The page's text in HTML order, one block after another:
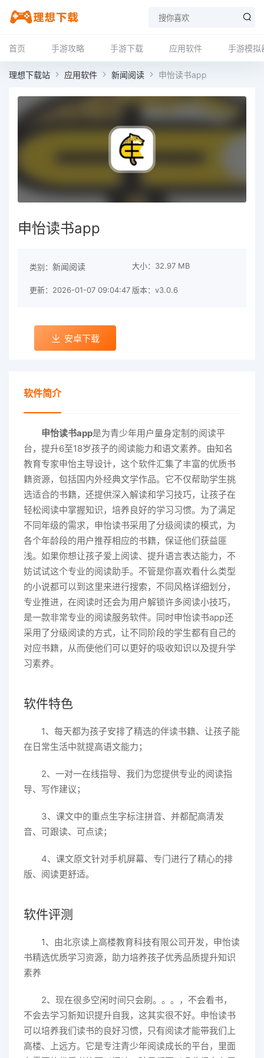
首页 手游攻略 手游下载 应用软件 手游模拟
理想下载站 应用软件 新闻阅读 申怡读书app
申怡读书app
类别： 新闻阅读 大小：32.97 MB
更新：2026-01-07 09:04:47 版本：v3.0.6
安卓下载
软件简介
申怡读书app是为青少年用户量身定制的阅读平
台，提升6至18岁孩子的阅读能力和语文素养。由知名
教育专家申怡主导设计，这个软件汇集了丰富的优质书
籍资源，包括国内外经典文学作品。它不仅帮助学生挑
选适合的书籍，还提供深入解读和学习技巧，让孩子在
轻松阅读中掌握知识，培养良好的学习习惯。为了满足
不同年级的需求，申怡读书采用了分级阅读的模式，为
各个年龄段的用户推荐相应的书籍，保证他们获益匪
浅。如果你想让孩子爱上阅读、提升语言表达能力，不
妨试试这个专业的阅读助手。不管是你喜欢看什么类型
的小说都可以到这里来进行搜索，不同风格详细划分，
专业推进，在阅读时还会为用户解锁许多阅读小技巧，
是一款非常专业的阅读服务软件。同时申怡读书app还
采用了分级阅读的方式，让不同阶段的学生都有自己的
对应书籍，从而使他们可以更好的吸收知识以及提升学
习素养。
软件特色
1、每天都为孩子安排了精选的伴读书籍、让孩子能
在日常生活中就提高语文能力；
2、一对一在线指导、我们为您提供专业的阅读指
导、写作建议；
3、课文中的重点生字标注拼音、并都配高清发
音、可跟读、可点读；
4、课文原文针对手机屏幕、专门进行了精心的排
版、阅读更舒适。
软件评测
1、由北京读上高楼教育科技有限公司开发，申怡读
书精选优质学习资源，助力培养孩子优秀品质提升知识
素养
2、现在很多空闲时间只会刷。。。，不会看书，
不会去学习新知识提升自我，这其实很不好。申怡读书
可以培养我们读书的良好习惯，只有阅读才能带我们上
高楼、上远方。它是专注青少年阅读成长的平台，里面